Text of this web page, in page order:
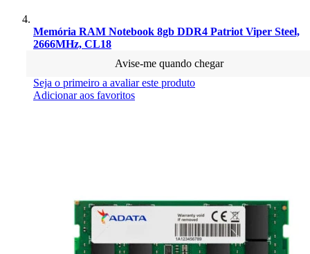
Memória RAM Notebook 8gb DDR4 Patriot Viper Steel,
2666MHz, CL18
Avise-me quando chegar
Seja o primeiro a avaliar este produto
Adicionar aos favoritos